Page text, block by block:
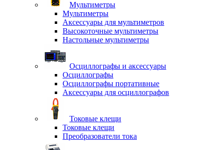
Мультиметры
Мультиметры
Аксессуары для мультиметров
Высокоточные мультиметры
Настольные мультиметры
Осциллографы и аксессуары
Осциллографы
Осциллографы портативные
Аксессуары для осциллографов
Токовые клещи
Токовые клещи
Преобразователи тока